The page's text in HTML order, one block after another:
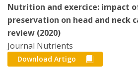
Nutrition and exercice: impact
preservation on head and neck
review (2020)
Journal Nutrients
Download Artigo